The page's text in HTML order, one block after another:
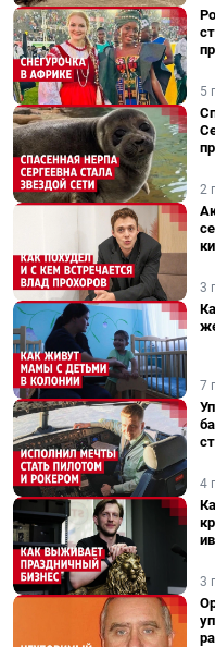
5
2
3
7
4
3